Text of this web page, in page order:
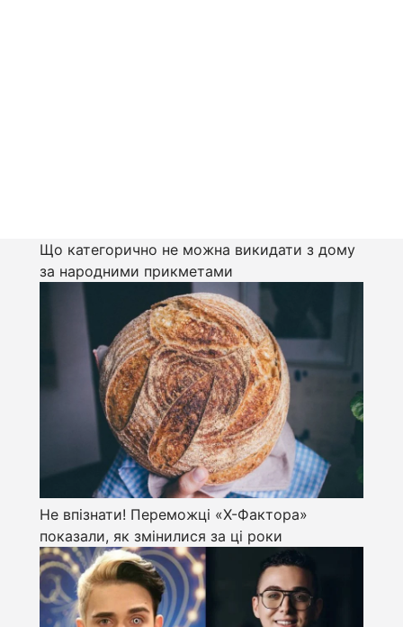
Що категорично не можна викидати з дому
за народними прикметами
Не впізнати! Переможці «Х-Фактора»
показали, як змінилися за ці роки